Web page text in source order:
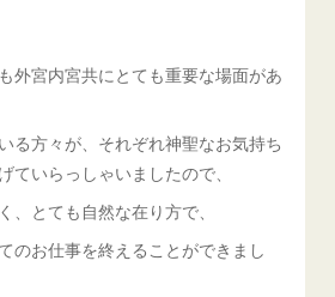
外宮内宮共にとても重要な場面があ
る方々が、それぞれ神聖なお気持ち
ていらっしゃいましたので、
、とても自然な在り方で、
のお仕事を終えることができまし